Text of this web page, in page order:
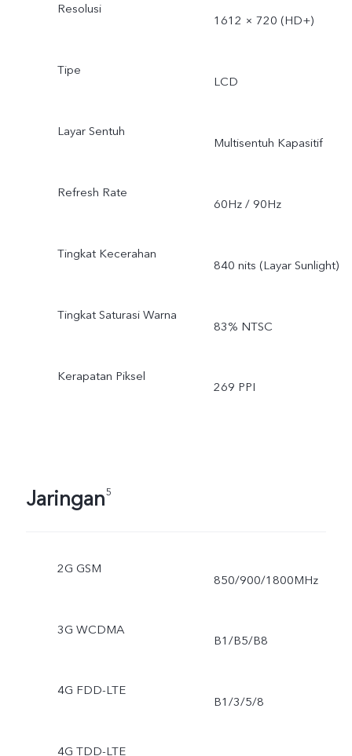
Resolusi
1612 × 720 (HD+)
Tipe
LCD
Layar Sentuh
Multisentuh Kapasitif
Refresh Rate
60Hz / 90Hz
Tingkat Kecerahan
840 nits (Layar Sunlight)
Tingkat Saturasi Warna
83% NTSC
Kerapatan Piksel
269 PPI
Jaringan5
2G GSM
850/900/1800MHz
3G WCDMA
B1/B5/B8
4G FDD-LTE
B1/3/5/8
4G TDD-LTE